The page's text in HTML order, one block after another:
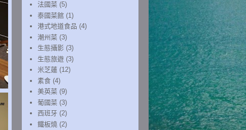
法國菜 (5)
泰國菜館 (1)
港式地道食品 (4)
潮州菜 (3)
生態攝影 (3)
生態旅遊 (3)
米芝蓮 (12)
素食 (4)
美英菜 (9)
葡國菜 (3)
西班牙 (2)
鐵板燒 (2)